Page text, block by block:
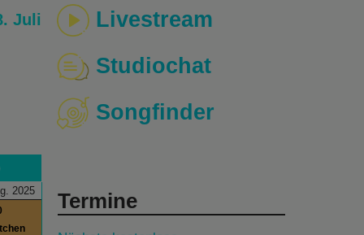
Juli
2025
Livestream
Studiochat
Songfinder
Termine